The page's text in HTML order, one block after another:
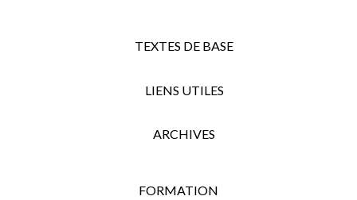
TEXTES DE BASE
LIENS UTILES
ARCHIVES
FORMATION